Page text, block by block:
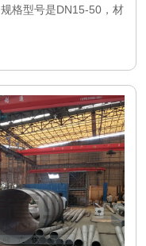
格型号是DN15-50，材